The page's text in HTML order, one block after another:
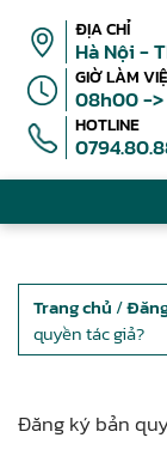
ĐỊA CHỈ
Hà Nội -
GIỜ LÀM
08h00 ->
HOTLINE
Trang chủ /
quyền tác giả?
Đăng ký bản